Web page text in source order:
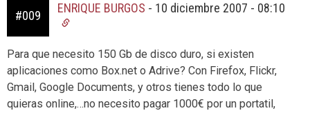
#009
ENRIQUE BURGOS - 10 diciembre 2007 - 08:10
Para que necesito 150 Gb de disco duro, si existen
aplicaciones como Box.net o Adrive? Con Firefox, Flickr,
Gmail, Google Documents, y otros tienes todo lo que
quieras online,…no necesito pagar 1000€ por un portatil,